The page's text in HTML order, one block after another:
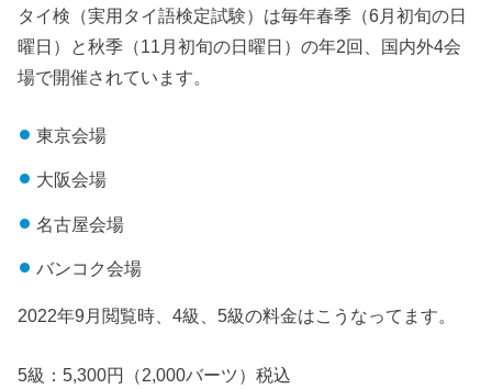
タイ検（実用タイ語検定試験）は毎年春季（6月初旬の日
曜日）と秋季（11月初旬の日曜日）の年2回、国内外4会
場で開催されています。
東京会場
大阪会場
名古屋会場
バンコク会場
2022年9月閲覧時、4級、5級の料金はこうなってます。
5級：5,300円（2,000バーツ）税込